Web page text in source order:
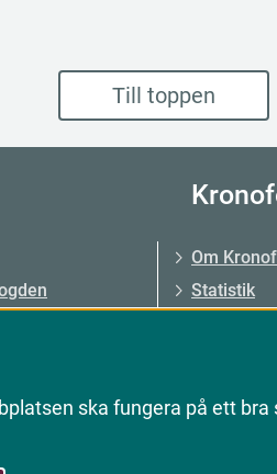
Till toppen
ska fungera på ett bra
Om
Statistik
Jobba hos